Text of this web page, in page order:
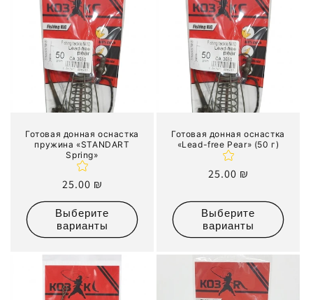
Готовая донная оснастка
пружина «STANDART
Spring»
Обычная
цена
25.00 ₪
Выберите
варианты
Готовая донная оснастка
«Lead-free Pear» (50 г)
Обычная
25.00 ₪
Выберите
варианты